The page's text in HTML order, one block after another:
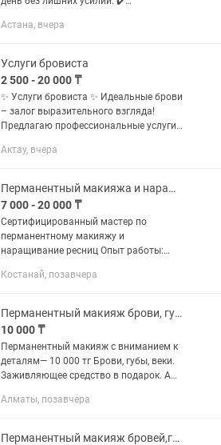
Современные техники ✔️
оттенка 📍 Астана, AS...
Астана, вчера
Услуги бровиста
2 500 - 20 000 ₸
✨ Услуги бровиста ✨ Идеальные брови
– залог выразительного взгляда!
Предлагаю профессиональные услуги
формы Окрашивание хной/краской
Актау, вчера
Перманентный макияжа и наращивание ресниц
7 000 - 20 000 ₸
Сертифицированный мастер по
перманентному макияжу и
наращивание ресниц Опыт работы:
ресниц: Классика7000 Объем 8000
перманентному...
Костанай, позавчера
Перманентный макияж брови, губы, веки
10 000 ₸
Перманентный макияж с вниманием к
деталям— 10 000 тг Брови, губы, веки.
Заживляющее средство в подарок. А
8000тг Натуральный аккуратный
Алматы, позавчера
Перманентный макияж бровей,губ,стрелок